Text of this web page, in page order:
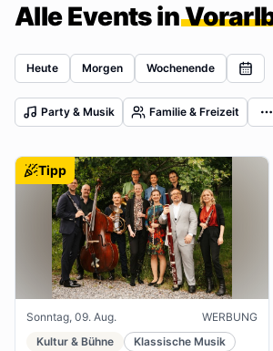
Alle Events in
Heute Morgen Wochenende
Party & Musik Familie & Freizeit
Tipp
Sonntag, 09. Aug.
WERBUNG
Kultur & Bühne
Klassische Musik